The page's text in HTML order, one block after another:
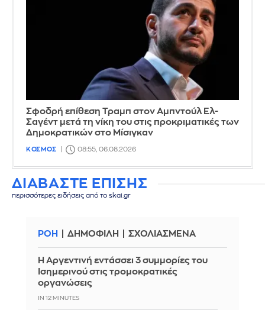
Σφοδρή επίθεση Τραμπ στον Αμπντούλ Ελ-
Σαγέντ μετά τη νίκη του στις προκριματικές των
Δημοκρατικών στο Μίσιγκαν
ΚΟΣΜΟΣ 08:55, 06.08.2026
ΔΙΑΒΑΣΤΕ ΕΠΙΣΗΣ
περισσότερες ειδήσεις από το skai.gr
ΡΟΗ ΔΗΜΟΦΙΛΗ ΣΧΟΛΙΑΣΜΕΝΑ
Η Αργεντινή εντάσσει 3 συμμορίες του
Ισημερινού στις τρομοκρατικές
οργανώσεις
IN 12 MINUTES